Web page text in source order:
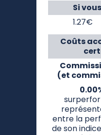
Si
1.27€
Coûts
(et
entre la
de son